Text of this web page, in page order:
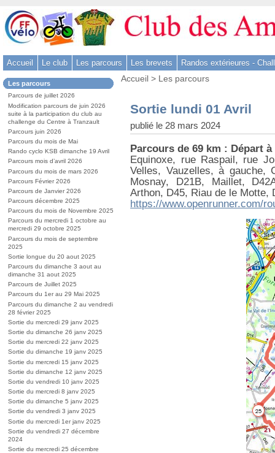
Aller
au
contenu
Aller
menu
-
Aller
à
la
recherche
Accueil Le club Les parcours Les brevets Randos extérieures -
Dans
la
rubrique
:
Les parcours
Parcours de juillet 2026
Modification parcours de juin 2026
suite à la participation du club au
challenge du Centre à Tranzault
Parcours juin 2026
Parcours du mois de Mai
Rando cyclo KSB dimanche 19 Avril
Parcours mois d’avril 2026
Parcours du mois de mars 2026
Parcours Février 2026
Parcours de Janvier 2026
Parcours décembre 2025
Parcours du mois de Novembre 2025
Parcours du mercredi 1 octobre au
mercredi 29 octobre 2025
Parcours du mois de septembre
2025
Sortie longue du 20 aout 2025
Parcours du dimanche 3 aout au
dimanche 31 aout 2025
Parcours de Juillet 2025
Parcours du 1er au 29 Mai 2025
Parcours du dimanche 2 au vendredi
28 février 2025
Sortie du mercredi 29 janv 2025
Sortie du dimanche 26 janv 2025
Sortie du mercredi 22 janv 2025
Sortie du dimanche 19 janv 2025
Sortie du mercredi 15 janv 2025
Sortie du dimanche 12 janv 2025
Sortie du vendredi 10 janv 2025
Sortie du mercredi 8 janv 2025
Sortie du dimanche 5 janv 2025
Sortie du vendredi 3 janv 2025
Sortie du mercredi 1er janv 2025
Sortie du vendredi 27 décembre
2024
Sortie du mercredi 25 décembre
Vous
Accueil > Les parcours
Sortie lundi 01 Avril
publié le 28 mars 2024
Parcours de 69 km : Départ
Equinoxe, rue Raspail, rue
Velles, Vauzelles, à gauche,
Mosnay, D21B, Maillet,
Arthon, D45, Riau de le Motte,
https://www.openrunner.com/